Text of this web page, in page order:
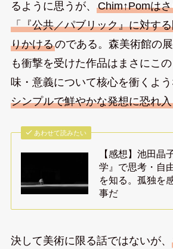
るように思うが、 Chim↑Pomは
「『公共／パブリック』に対す
りかけるのである。森美術館の
も衝撃を受けた作品はまさにこ
味・意義について核心を衝くよう
シンプルで鮮やかな発想に恐れ
あわせて読みたい
【感想】池田晶
学』で思考・自
を知る。孤独を
事だ
決して美術に限る話ではないが、